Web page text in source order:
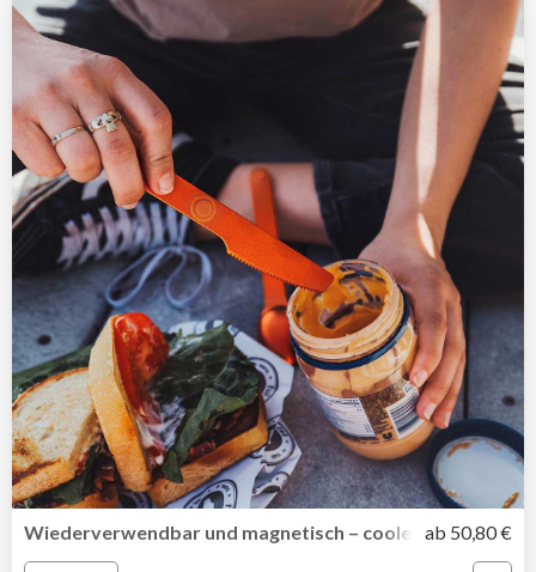
Wiederverwendbar und magnetisch – cooles ab 50,80 €